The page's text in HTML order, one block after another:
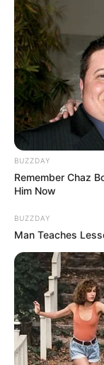
TAGS
ΕΥΒΟΙΑ
BUZZDAY
Remember Chaz
Him Now
BUZZDAY
Man Teaches